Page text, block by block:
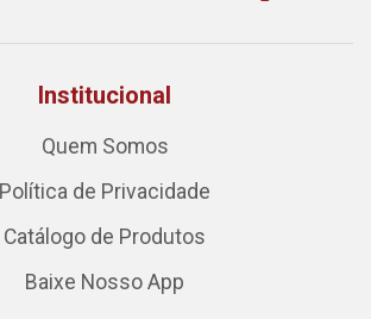
Institucional
Quem Somos
Política de Privacidade
Catálogo de Produtos
Baixe Nosso App